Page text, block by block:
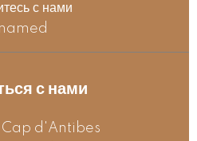
с нами
с нами
Cap d'Antibes